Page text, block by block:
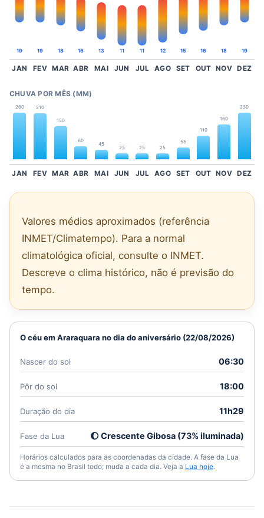
19 19 18 16 13 11 11 12 15 16 18 19
JAN FEV MAR ABR MAI JUN JUL AGO SET OUT NOV DEZ
CHUVA POR MÊS (MM)
260 210
150
60
45
25 25 25
55
110
160
230
JAN FEV MAR ABR MAI JUN JUL AGO SET OUT NOV DEZ
Valores médios aproximados (referência
INMET/Climatempo). Para a normal
climatológica oficial, consulte o INMET.
Descreve o clima histórico, não é previsão do
tempo.
O céu em Araraquara no dia do aniversário (22/08/2026)
Nascer do sol 06:30
Pôr do sol 18:00
Duração do dia 11h29
Fase da Lua 🌔 Crescente Gibosa (73% iluminada)
Horários calculados para as coordenadas da cidade. A fase da Lua
é a mesma no Brasil todo; muda a cada dia. Veja a Lua hoje.